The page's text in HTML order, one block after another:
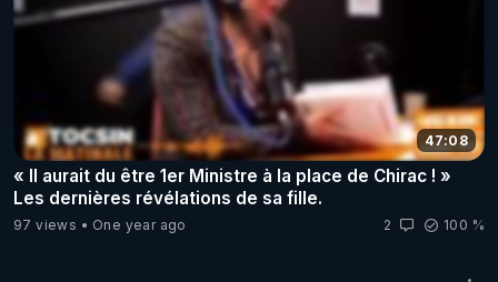
47:08
« Il aurait du être 1er Ministre à la place de Chirac ! »
Les dernières révélations de sa fille.
97 views One year ago 2 100 %